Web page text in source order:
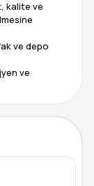
kalite ve
ve depo
ve